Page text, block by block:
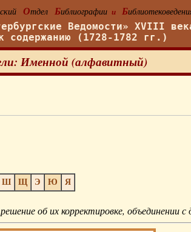
Отдел Библиографии и Б
Ведомости» XVIII
содержанию (1728-1782 гг.)
Именной (алфавитный)
Ш Щ Э Ю Я
об их корректировке, объединении с